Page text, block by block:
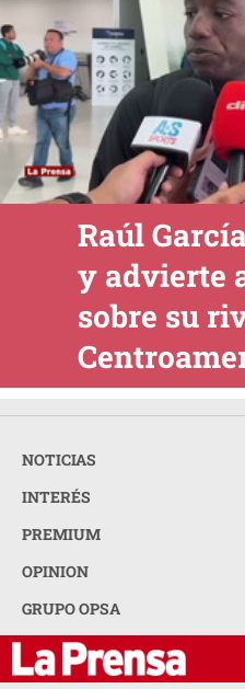
Raúl
y advierte
sobre su
NOTICIAS
INTERÉS
PREMIUM
OPINION
GRUPO OPSA